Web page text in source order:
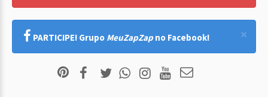
×
PARTICIPE! Grupo MeuZapZap no Facebook!